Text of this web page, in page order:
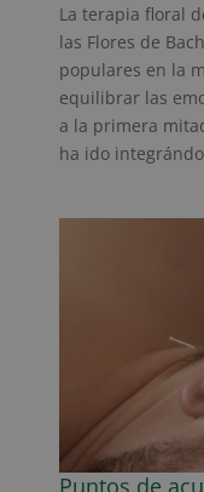
La terapia floral
las Flores de
populares en la
equilibrar las
a la primera
ha ido